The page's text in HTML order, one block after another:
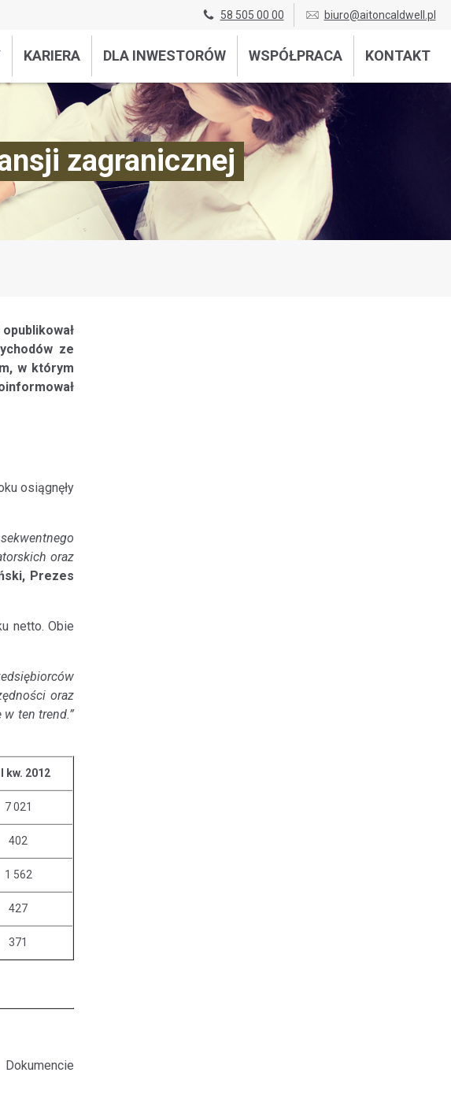
58 505 00 00 biuro@aitoncaldwell.pl
KARIERA DLA INWESTORÓW WSPÓŁPRACA KONTAKT
zagranicznej
ze
w którym
osiągnęły
oraz
Prezes
netto. Obie
oraz
ten trend.”
kw. 2012
7 021
402
1 562
427
371